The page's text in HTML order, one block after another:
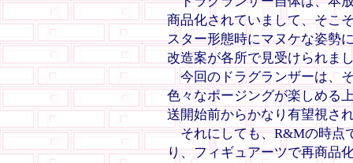
商品化されていまして、そこ
スター形態時にマヌケな姿勢
改造案が各所で見受けられま
今回のドラグランザーは、
色々なポージングが楽しめる
送開始前からかなり有望視さ
それにしても、R&Mの時点
り、フィギュアーツで再商品